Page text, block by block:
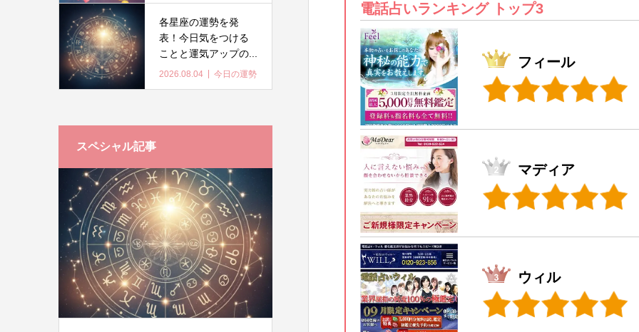
電話占いランキング トップ3
フィール
マディア
ウィル
各星座の運勢を発
表！今日気をつける
ことと運気アップの...
2026.08.04 今日の運勢
スペシャル記事